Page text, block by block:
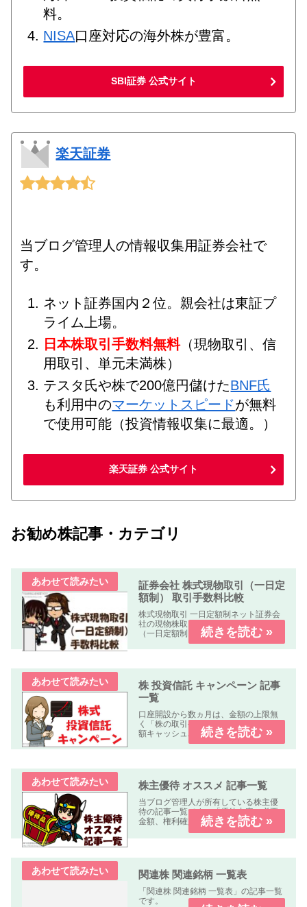
料。
NISA口座対応の海外株が豊富。
SBI証券 公式サイト
楽天証券
当ブログ管理人の情報収集用証券会社で
す。
ネット証券国内２位。親会社は東証プ
ライム上場。
日本株取引手数料無料（現物取引、信
用取引、単元未満株）
テスタ氏や株で200億円儲けたBNF氏
も利用中のマーケットスピードが無料
で使用可能（投資情報収集に最適。）
楽天証券 公式サイト
お勧め株記事・カテゴリ
証券会社 株式現物取引（一日定
額制） 取引手数料比較
株式現物取引 一日定額制ネット証券会
社の現物株取引の「株式手数料比較表
（一日定額制）」を作成しました。何
れの業者も「パソコン、スマートフォ
株 投資信託 キャンペーン 記事
一覧
口座開設から数ヵ月は、金額の上限無
く「株の取引手数料が無料」又は「全
額キャッシュバック」のキャンペーン
中心に掲載しています。
株主優待 オススメ 記事一覧
当ブログ管理人が所有している株主優
待の記事一覧です。「優待内容、必要
金額、権利確定日、優待到着日、使用
期限、優待利回り、配当利回り、オス
スメ度」などについて解説します。
関連株 関連銘柄 一覧表
「関連株 関連銘柄 一覧表」の記事一覧
です。